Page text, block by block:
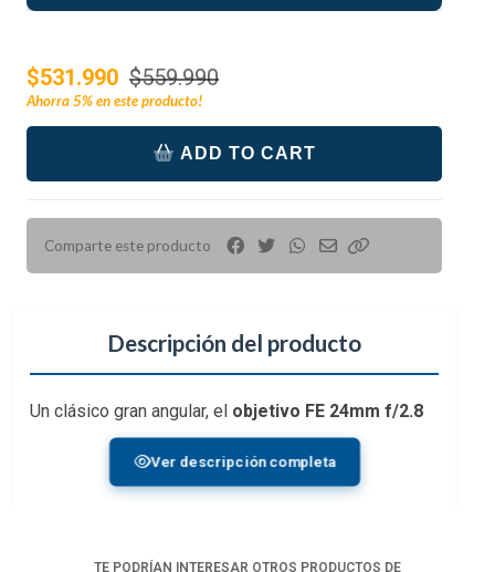
$531.990 $559.990
Ahorra5%en este producto!
ADD TO CART
Comparte este producto
Descripción del producto
Un clásico gran angular, el objetivo FE 24mm f/2.8
Sonyse caracteriza por su velocidad y factor
de forma ultracompacto. La versátil distancia focal
se adapta a disparar de todo, desde temas de calle
Ver descripción completa
TE PODRÍAN INTERESAR OTROS PRODUCTOS DE